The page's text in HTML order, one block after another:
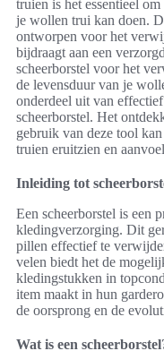
truien is het essentieel
je wollen trui kan doen.
ontworpen voor het
bijdraagt aan een
scheerborstel voor het
de levensduur van je
onderdeel uit van
scheerborstel. Het
gebruik van deze tool
truien eruitzien en
Inleiding tot
Een scheerborstel is een
kledingverzorging. Dit
pillen effectief te
velen biedt het de
kledingstukken in
item maakt in hun
de oorsprong en de
Wat is een